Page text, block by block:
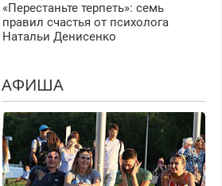
«Перестаньте терпеть»: семь
правил счастья от психолога
Натальи Денисенко
АФИША